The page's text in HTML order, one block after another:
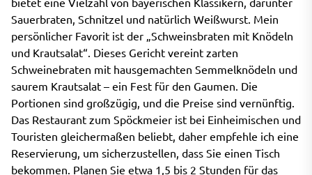
Sauerbraten, Schnitzel und natürlich Weißwurst. Mein
persönlicher Favorit ist der „Schweinsbraten mit Knödeln
und Krautsalat“. Dieses Gericht vereint zarten
Schweinebraten mit hausgemachten Semmelknödeln und
saurem Krautsalat – ein Fest für den Gaumen. Die
Portionen sind großzügig, und die Preise sind vernünftig.
Das Restaurant zum Spöckmeier ist bei Einheimischen und
Touristen gleichermaßen beliebt, daher empfehle ich eine
Reservierung, um sicherzustellen, dass Sie einen Tisch
bekommen. Planen Sie etwa 1,5 bis 2 Stunden für das